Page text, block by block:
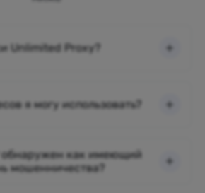
Unlimited Proxy?
я могу использовать?
обнаружен как имеющий
мошенничества?